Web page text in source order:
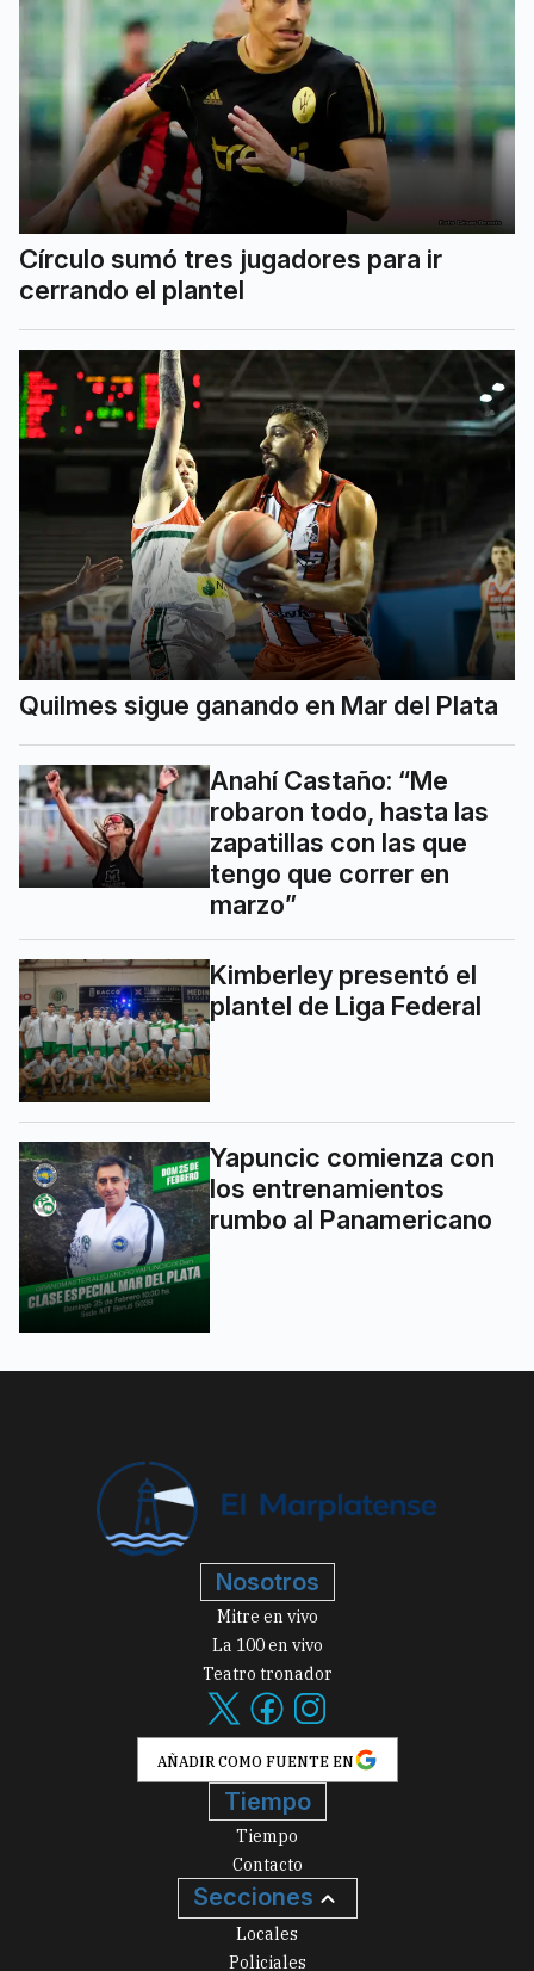
Círculo sumó tres jugadores para ir
cerrando el plantel
Quilmes sigue ganando en Mar del Plata
Anahí Castaño: “Me
robaron todo, hasta las
zapatillas con las que
tengo que correr en
marzo”
Kimberley presentó el
plantel de Liga Federal
Yapuncic comienza con
los entrenamientos
rumbo al Panamericano
Nosotros
Mitre en vivo
La 100 en vivo
Teatro tronador
AÑADIR COMO FUENTE EN
Tiempo
Tiempo
Contacto
Secciones
Locales
Policiales